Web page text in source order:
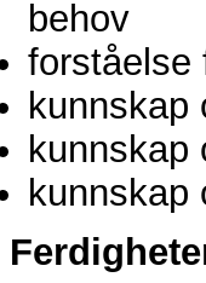
behov
forståelse
kunnskap
kunnskap
kunnskap